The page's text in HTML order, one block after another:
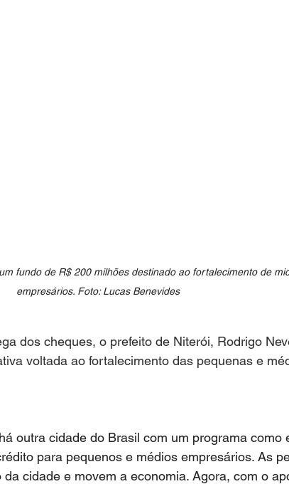
fundo de R$ 200 milhões destinado ao fortalecimento de
empresários. Foto: Lucas Benevides
dos cheques, o prefeito de Niterói, Rodrigo
voltada ao fortalecimento das pequenas e
outra cidade do Brasil com um programa como
para pequenos e médios empresários. As
cidade e movem a economia. Agora, com o